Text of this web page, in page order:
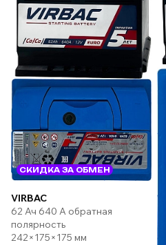
СКИДКА ЗА ОБМЕН
VIRBAC
62 Ач 640 А обратная
полярность
242×175×175 мм